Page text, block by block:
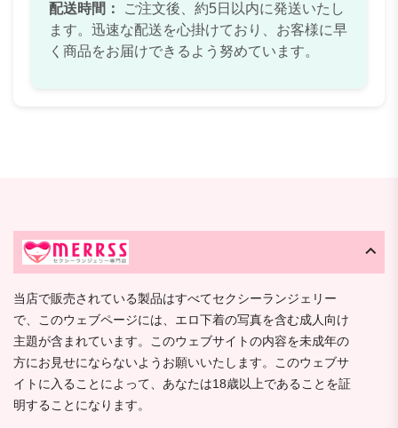
配送時間：
ご注文後、約5日以内に発送いたし
ます。迅速な配送を心掛けており、お客様に早
く商品をお届けできるよう努めています。
当店で販売されている製品はすべてセクシーランジェリー
で、このウェブページには、エロ下着の写真を含む成人向け
主題が含まれています。このウェブサイトの内容を未成年の
方にお見せにならないようお願いいたします。このウェブサ
イトに入ることによって、あなたは18歳以上であることを証
明することになります。